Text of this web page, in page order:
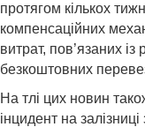
протягом кількох
компенсаційних
витрат, пов’язаних із
безкоштовних
На тлі цих новин
інцидент на